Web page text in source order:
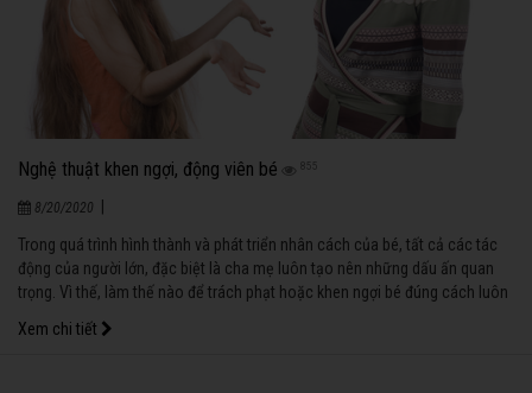
Nghệ thuật khen ngợi, động viên bé 855
8/20/2020
Trong quá trình hình thành và phát triển nhân cách của bé, tất cả các tác
động của người lớn, đặc biệt là cha mẹ luôn tạo nên những dấu ấn quan
trọng. Vì thế, làm thế nào để trách phạt hoặc khen ngợi bé đúng cách luôn
phạt mới cần cân nhắc! Khi khen ngợi không đúng cách, hệ lụy của nó
Xem chi tiết